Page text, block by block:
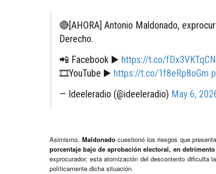
🔴[AHORA] Antonio Maldonado,
Derecho.
📲 Facebook ▶️ https://t.co/fDx3VKTqCN
🎞️YouTube ▶️ https://t.co/1f8eRp8oGm
— Ideeleradio (@ideeleradio) May 6,
Asimismo, Maldonadocuestionó los riesgos que
porcentaje bajo de aprobación electoral, en
exprocurador, esta atomización del descontento dificulta
políticamente dicha situación.